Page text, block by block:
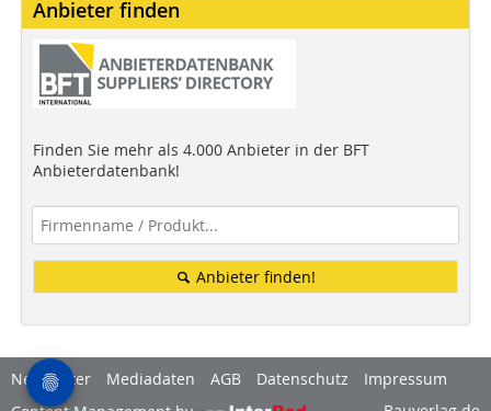
Anbieter finden
Finden Sie mehr als 4.000 Anbieter in der BFT
Anbieterdatenbank!
Anbieter finden!
Newsletter Mediadaten AGB Datenschutz
Impressum